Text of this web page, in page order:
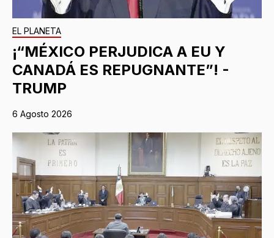
EL PLANETA
¡“MÉXICO PERJUDICA A EU Y
CANADÁ ES REPUGNANTE”! -
TRUMP
6 Agosto 2026